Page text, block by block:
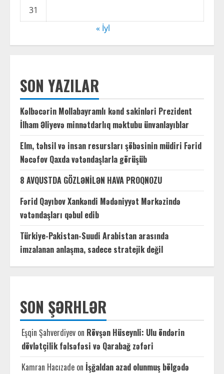
31
« İyl
SON YAZILAR
Kəlbəcərin Mollabayramlı kənd sakinləri Prezident
İlham Əliyevə minnətdarlıq məktubu ünvanlayıblar
Elm, təhsil və insan resursları şöbəsinin müdiri Fərid
Nəcəfov Qaxda vətəndaşlarla görüşüb
8 AVQUSTDA GÖZLƏNİLƏN HAVA PROQNOZU
Fərid Qayıbov Xankəndi Mədəniyyət Mərkəzində
vətəndaşları qəbul edib
Türkiye-Pakistan-Suudi Arabistan arasında
imzalanan anlaşma, sadece stratejik değil
SON ŞƏRHLƏR
Eşqin Şahverdiyev on Rövşən Hüseynli: Ulu öndərin
dövlətçilik fəlsəfəsi və Qarabağ zəfəri
Kamran Hacızade on İşğaldan azad olunmuş bölgədə